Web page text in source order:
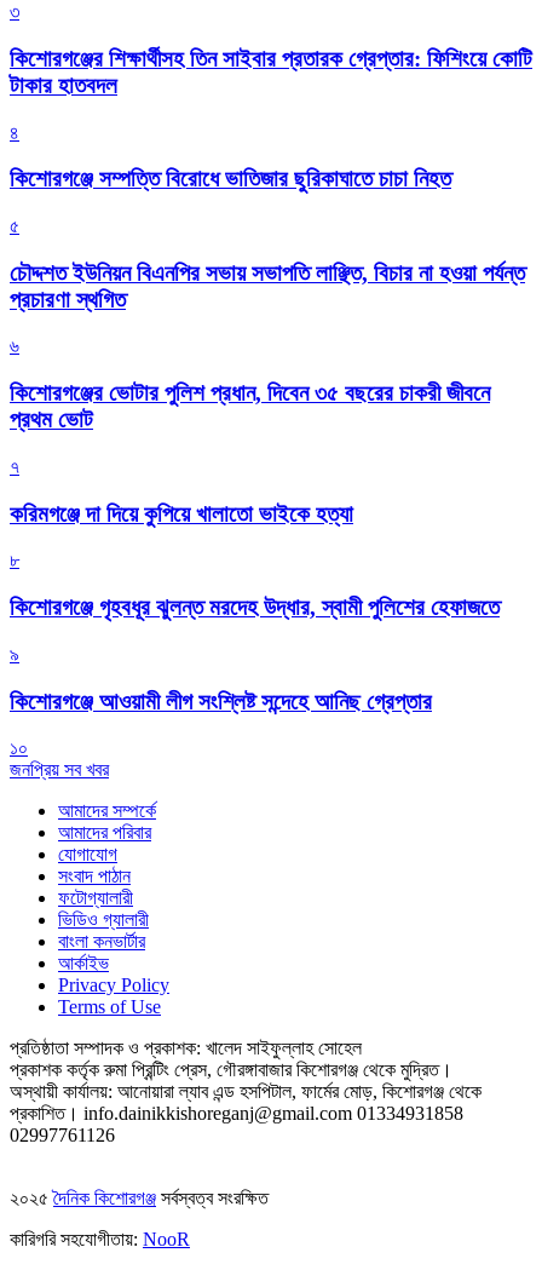
৩
কিশোরগঞ্জের শিক্ষার্থীসহ তিন সাইবার প্রতারক গ্রেপ্তার: ফিশিংয়ে কোটি
টাকার হাতবদল
৪
কিশোরগঞ্জে সম্পত্তি বিরোধে ভাতিজার ছুরিকাঘাতে চাচা নিহত
৫
চৌদ্দশত ইউনিয়ন বিএনপির সভায় সভাপতি লাঞ্ছিত, বিচার না হওয়া পর্যন্ত
প্রচারণা স্থগিত
৬
কিশোরগঞ্জের ভোটার পুলিশ প্রধান, দিবেন ৩৫ বছরের চাকরী জীবনে
প্রথম ভোট
৭
করিমগঞ্জে দা দিয়ে কুপিয়ে খালাতো ভাইকে হত্যা
৮
কিশোরগঞ্জে গৃহবধূর ঝুলন্ত মরদেহ উদ্ধার, স্বামী পুলিশের হেফাজতে
৯
কিশোরগঞ্জে আওয়ামী লীগ সংশ্লিষ্ট সন্দেহে আনিছ গ্রেপ্তার
১০
জনপ্রিয় সব খবর
আমাদের সম্পর্কে
আমাদের পরিবার
যোগাযোগ
সংবাদ পাঠান
ফটোগ্যালারী
ভিডিও গ্যালারী
বাংলা কনভার্টার
আর্কাইভ
Privacy Policy
Terms of Use
প্রতিষ্ঠাতা সম্পাদক ও প্রকাশক: খালেদ সাইফুল্লাহ সোহেল
প্রকাশক কর্তৃক রুমা প্রিন্টিং প্রেস, গৌরঙ্গাবাজার কিশোরগঞ্জ থেকে মুদ্রিত।
অস্থায়ী কার্যালয়: আনোয়ারা ল্যাব এন্ড হসপিটাল, ফার্মের মোড়, কিশোরগঞ্জ থেকে
প্রকাশিত। info.dainikkishoreganj@gmail.com 01334931858
02997761126
২০২৫দৈনিক কিশোরগঞ্জ সর্বস্বত্ব সংরক্ষিত
কারিগরি সহযোগীতায়: NooR